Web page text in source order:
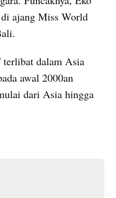
ajang Miss World
dalam Asia
awal 2000an
dari Asia hingga